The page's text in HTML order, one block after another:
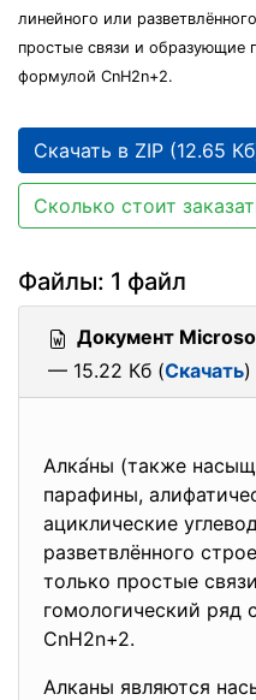
линейного или
простые связи и образующие
формулой CnH2n+2.
Скачать в ZIP (12.65
Сколько стоит
Файлы: 1 файл
Документ
— 15.22 Кб (Скачать)
Алка́ны (также
парафины,
ациклические
разветвлённого
только простые
гомологический ряд
CnH2n+2.
Алканы являются